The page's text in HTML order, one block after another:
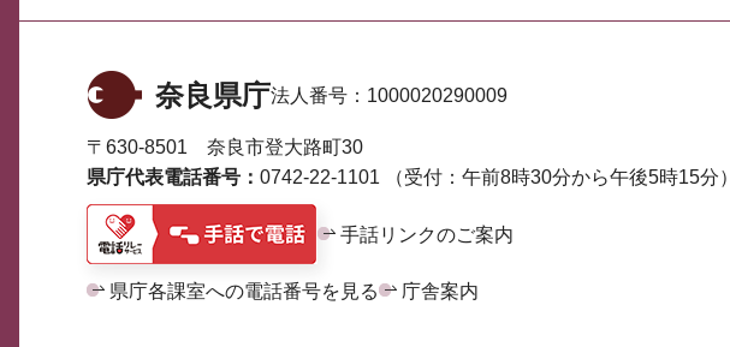
奈良県庁法人番号： 1000020290009
〒630-8501 奈良市登大路町30
県庁代表電話番号： 0742-22-1101 （受付：午前8時30分から午後5時15分）
手話リンクのご案内
県庁各課室への電話番号を見る 庁舎案内